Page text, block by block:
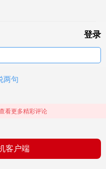
登录
两句
看更多精彩评论
客户端